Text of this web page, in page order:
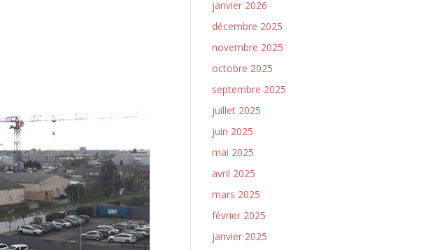
janvier 2026
décembre 2025
novembre 2025
octobre 2025
septembre 2025
juillet 2025
juin 2025
mai 2025
avril 2025
mars 2025
février 2025
janvier 2025